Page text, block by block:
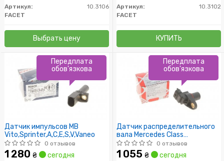
Артикул:
10.3106
FACET
Выбрать цену
Артикул:
10.3102
FACET
КУПИТЬ
Датчик импульсов MB
Vito,Sprinter,A,C,E,S,V,Vaneo
0 отзывов
1 280 ₴ сегодня
Передплата
обов'язкова
Датчик распределительного
вала Mercedes Class
A//B/C/E/Sprinter/Vaneo \'97-
0 отзывов
1 055 ₴ сегодня
Передплата
обов'язкова